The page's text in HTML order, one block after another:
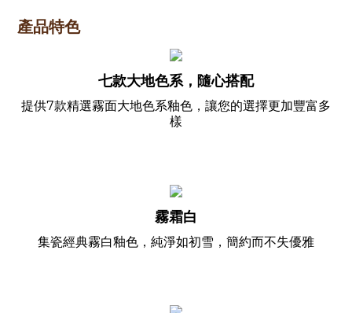
產品特色
七款大地色系，隨心搭配
提供7款精選霧面大地色系釉色，讓您的選擇更加豐富多
樣
霧霜白
集瓷經典霧白釉色，純淨如初雪，簡約而不失優雅